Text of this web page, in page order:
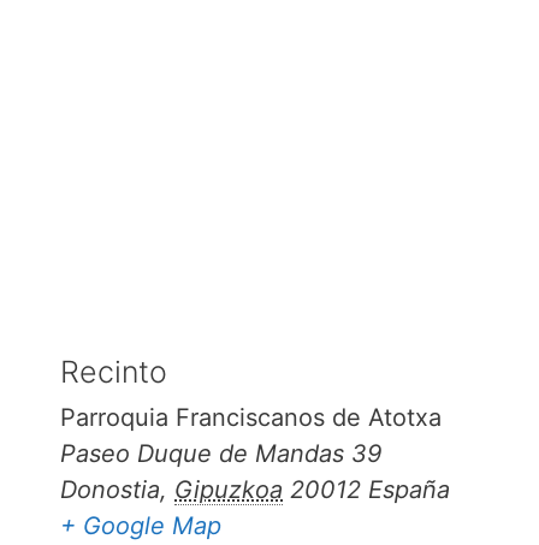
Recinto
Parroquia Franciscanos de Atotxa
Paseo Duque de Mandas 39
Donostia, Gipuzkoa 20012 España
+ Google Map